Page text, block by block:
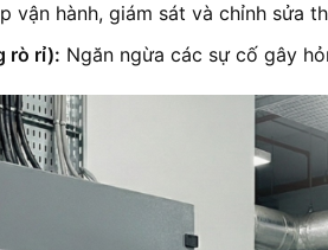
vận hành, giám sát và chỉnh sửa
rò rỉ): Ngăn ngừa các sự cố gây